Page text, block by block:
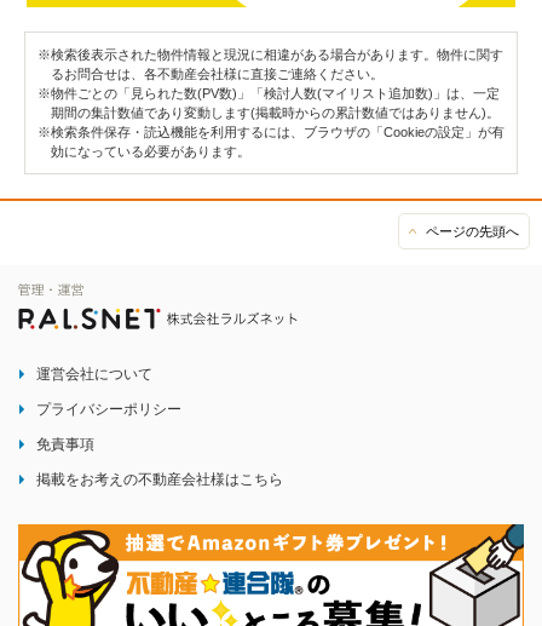
※検索後表示された物件情報と現況に相違がある場合があります。物件に関す
るお問合せは、各不動産会社様に直接ご連絡ください。
※物件ごとの「見られた数(PV数)」「検討人数(マイリスト追加数)」は、一定
期間の集計数値であり変動します(掲載時からの累計数値ではありません)。
※検索条件保存・読込機能を利用するには、ブラウザの「Cookieの設定」が有
効になっている必要があります。
ページの先頭へ
運営会社について
プライバシーポリシー
免責事項
掲載をお考えの不動産会社様はこちら